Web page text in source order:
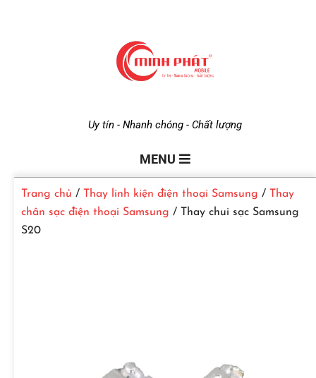
i
n
Uy tín - Nhanh chóng - Chất lượng
MENU
Trang chủ / Thay linh kiện điện thoại Samsung /
Thay
chân sạc điện thoại Samsung / Thay chui sạc Samsung
S20